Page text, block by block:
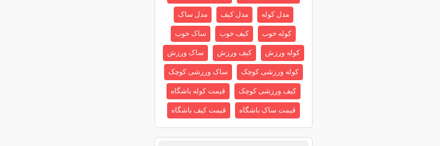
مدل کوله مدل کیف مدل ساک
کوله خوب کیف خوب ساک خوب
کوله ورزش کیف ورزش ساک ورزش
کوله ورزشی کوچک ساک ورزشی کوچک
کیف ورزشی کوچک قیمت کوله باشگاه
قیمت ساک باشگاه قیمت کیف باشگاه